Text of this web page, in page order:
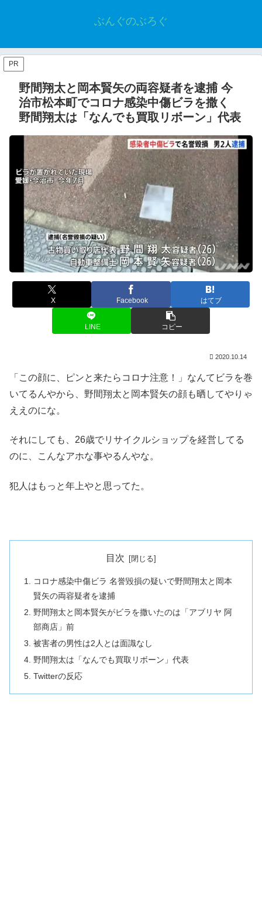
ぶんぐのぶろぐ
PR
野間翔太と岡本賢矢の両容疑者を逮捕 今
治市松本町でコロナ感染中傷ビラを撒く
野間翔太は「なんでも買取リボーン」代表
X Facebook はてブ
LINE コピー
2020.10.14
「この顔に、ピンと来たらコロナ注意！」なんてビラを巻
いてるんやから、野間翔太と岡本賢矢の顔も晒してやりゃ
ええのにな。
それにしても、26歳でリサイクルショップを経営してる
のに、こんなアホな事やるんやな。
犯人はもっと年上やと思ってた。
目次
コロナ感染中傷ビラ 名誉毀損の疑いで野間翔太と岡本
賢矢の両容疑者を逮捕
野間翔太と岡本賢矢がビラを撒いたのは「アブリヤ 阿
部商店」前
被害者の男性は2人とは面識なし
野間翔太は「なんでも買取リボーン」代表
Twitterの反応